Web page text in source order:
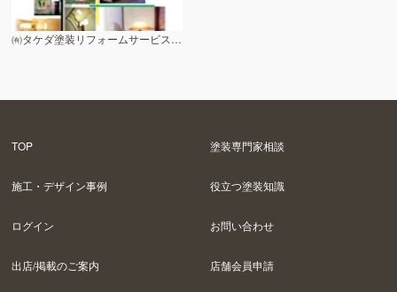
㈲タケダ塗装リフォームサービス 東京店
TOP 塗装専門家相談
施工・デザイン事例 役立つ塗装知識
ログイン お問い合わせ
出店/掲載のご案内 店舗会員申請